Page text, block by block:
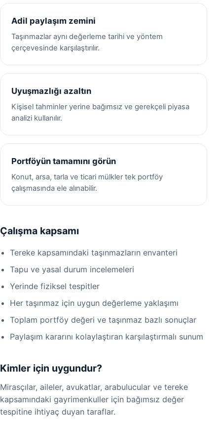
Adil paylaşım zemini
Taşınmazlar aynı değerleme tarihi ve yöntem
çerçevesinde karşılaştırılır.
Uyuşmazlığı azaltın
Kişisel tahminler yerine bağımsız ve gerekçeli piyasa
analizi kullanılır.
Portföyün tamamını görün
Konut, arsa, tarla ve ticari mülkler tek portföy
çalışmasında ele alınabilir.
Çalışma kapsamı
Tereke kapsamındaki taşınmazların envanteri
Tapu ve yasal durum incelemeleri
Yerinde fiziksel tespitler
Her taşınmaz için uygun değerleme yaklaşımı
Toplam portföy değeri ve taşınmaz bazlı sonuçlar
Paylaşım kararını kolaylaştıran karşılaştırmalı sunum
Kimler için uygundur?
Mirasçılar, aileler, avukatlar, arabulucular ve tereke
kapsamındaki gayrimenkuller için bağımsız değer
tespitine ihtiyaç duyan taraflar.